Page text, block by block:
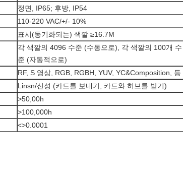
정면, IP65; 후방, IP54
110-220 VAC/+/- 10%
표시(동기화되는) 색깔 ≥16.7M
각 색깔의 4096 수준 (수동으로), 각 색깔의 100개 수
준 (자동적으로)
RF, S 영상, RGB, RGBH, YUV, YC&Composition, 등
Linsn/신성 (카드를 보내기, 카드와 허브를 받기)
>50,00h
>100,000h
<>0.0001